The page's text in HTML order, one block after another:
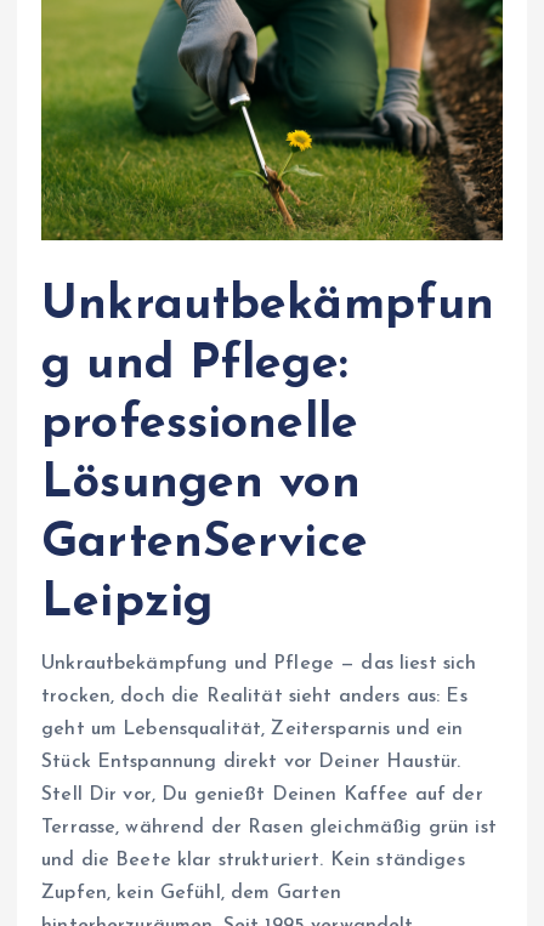
Unkrautbekämpfun
g und Pflege:
professionelle
Lösungen von
GartenService
Leipzig
Unkrautbekämpfung und Pflege — das liest sich
trocken, doch die Realität sieht anders aus: Es
geht um Lebensqualität, Zeitersparnis und ein
Stück Entspannung direkt vor Deiner Haustür.
Stell Dir vor, Du genießt Deinen Kaffee auf der
Terrasse, während der Rasen gleichmäßig grün ist
und die Beete klar strukturiert. Kein ständiges
Zupfen, kein Gefühl, dem Garten